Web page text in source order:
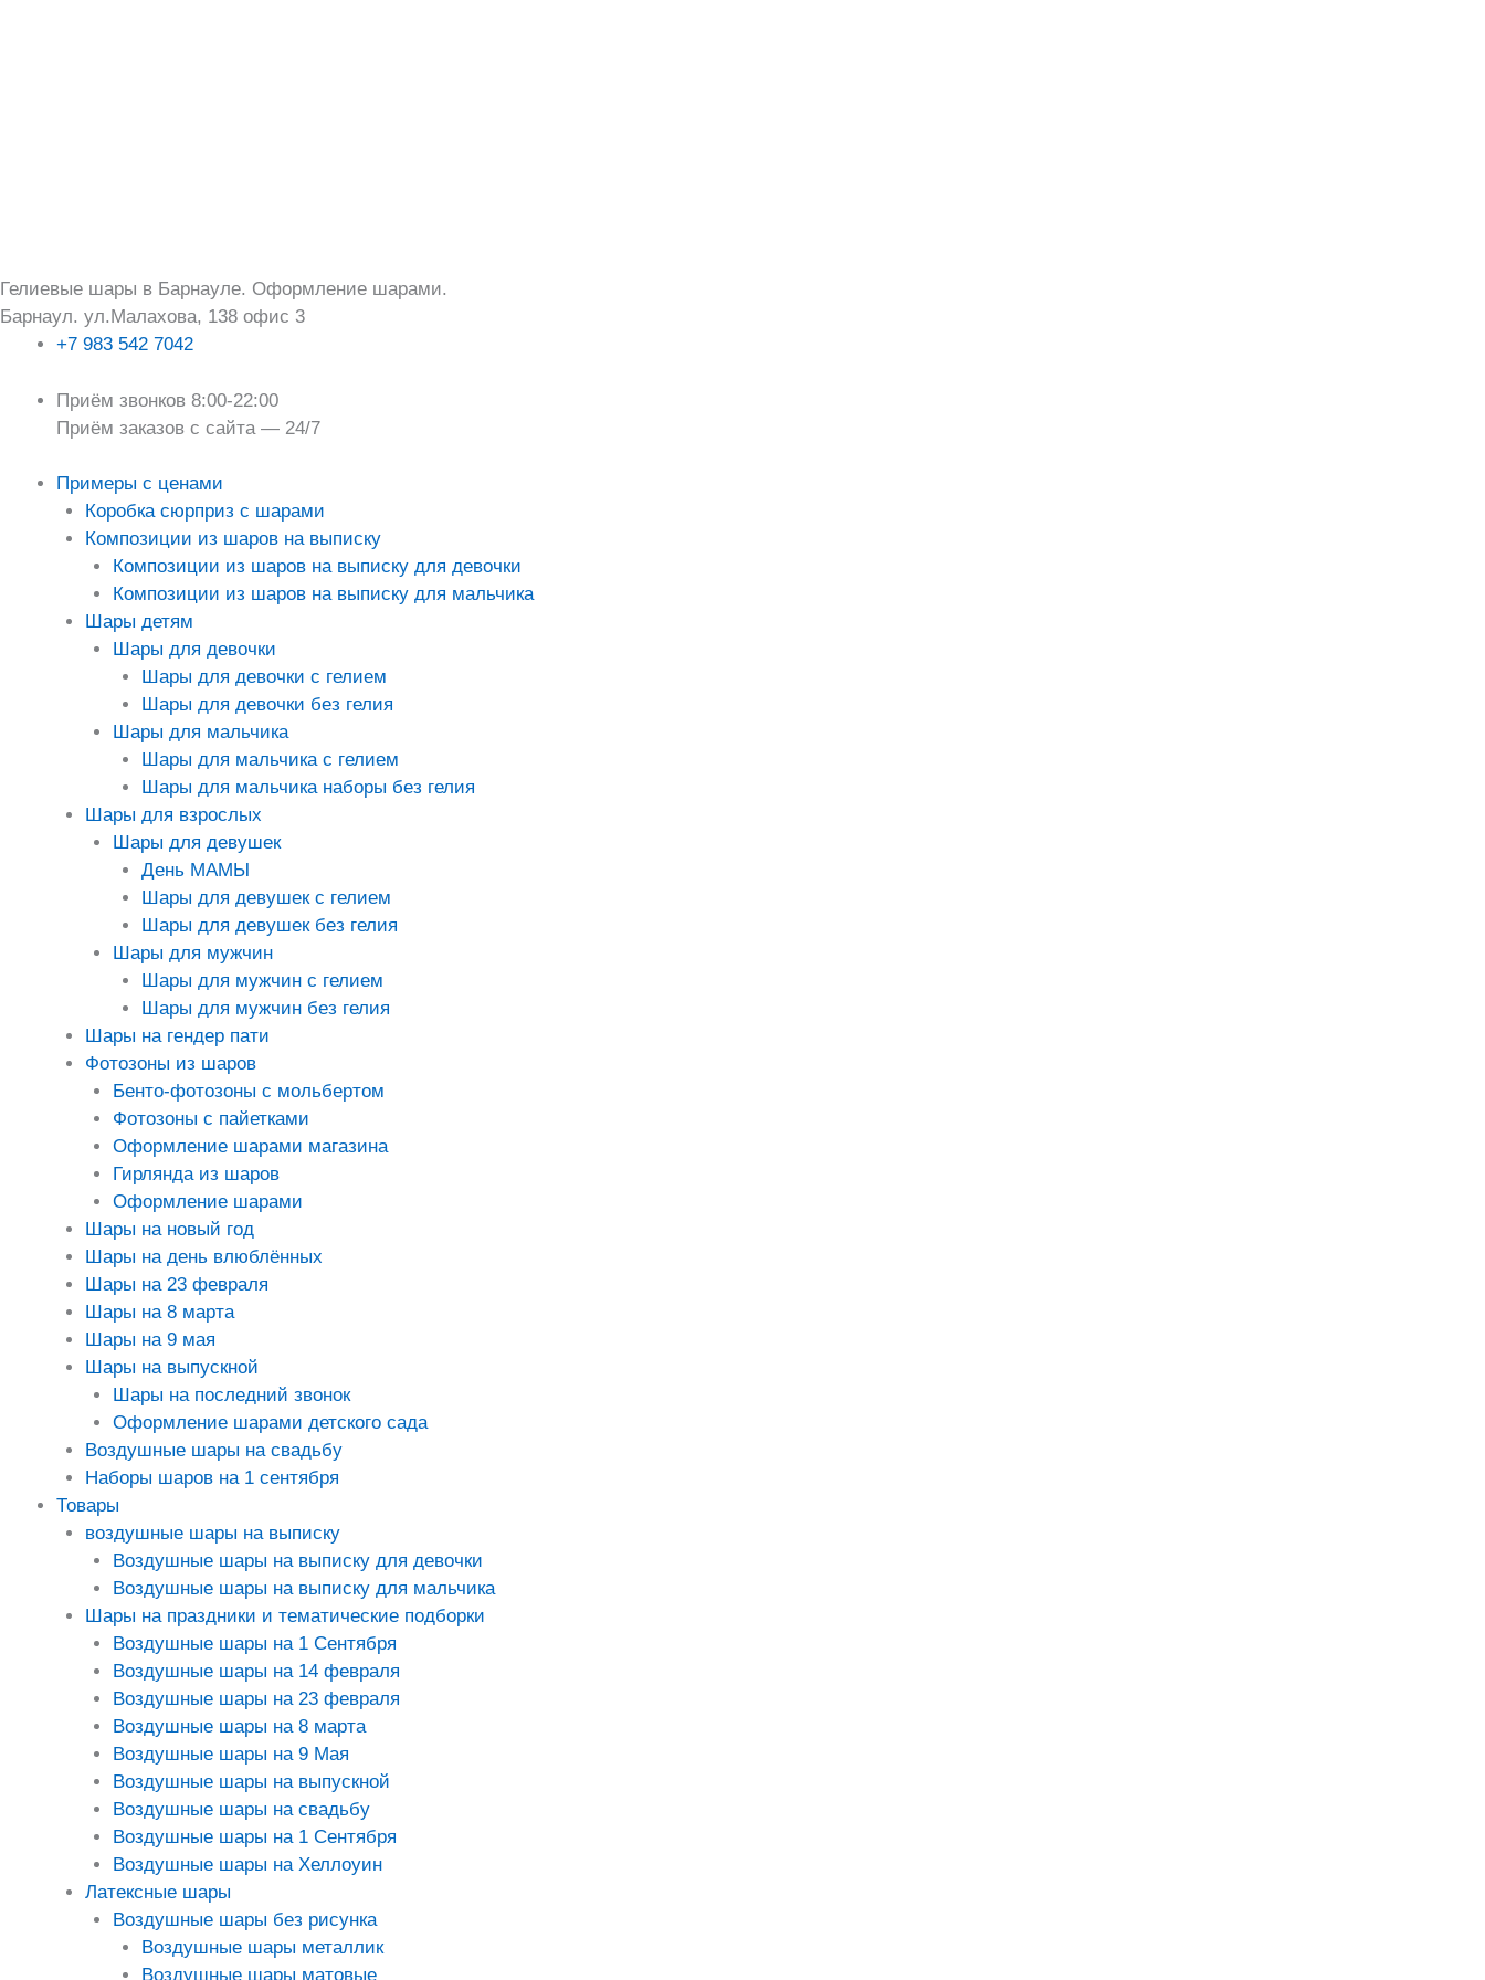
Гелиевые шары в Барнауле. Оформление шарами.
Барнаул. ул.Малахова, 138 офис 3
+7 983 542 7042
Приём звонков 8:00-22:00
Приём заказов с сайта — 24/7
Примеры с ценами
Коробка сюрприз с шарами
Композиции из шаров на выписку
Композиции из шаров на выписку для девочки
Композиции из шаров на выписку для мальчика
Шары детям
Шары для девочки
Шары для девочки с гелием
Шары для девочки без гелия
Шары для мальчика
Шары для мальчика с гелием
Шары для мальчика наборы без гелия
Шары для взрослых
Шары для девушек
День МАМЫ
Шары для девушек с гелием
Шары для девушек без гелия
Шары для мужчин
Шары для мужчин с гелием
Шары для мужчин без гелия
Шары на гендер пати
Фотозоны из шаров
Бенто-фотозоны с мольбертом
Фотозоны с пайетками
Оформление шарами магазина
Гирлянда из шаров
Оформление шарами
Шары на новый год
Шары на день влюблённых
Шары на 23 февраля
Шары на 8 марта
Шары на 9 мая
Шары на выпускной
Шары на последний звонок
Оформление шарами детского сада
Воздушные шары на свадьбу
Наборы шаров на 1 сентября
Товары
воздушные шары на выписку
Воздушные шары на выписку для девочки
Воздушные шары на выписку для мальчика
Шары на праздники и тематические подборки
Воздушные шары на 1 Сентября
Воздушные шары на 14 февраля
Воздушные шары на 23 февраля
Воздушные шары на 8 марта
Воздушные шары на 9 Мая
Воздушные шары на выпускной
Воздушные шары на свадьбу
Воздушные шары на 1 Сентября
Воздушные шары на Хеллоуин
Латексные шары
Воздушные шары без рисунка
Воздушные шары металлик
Воздушные шары матовые